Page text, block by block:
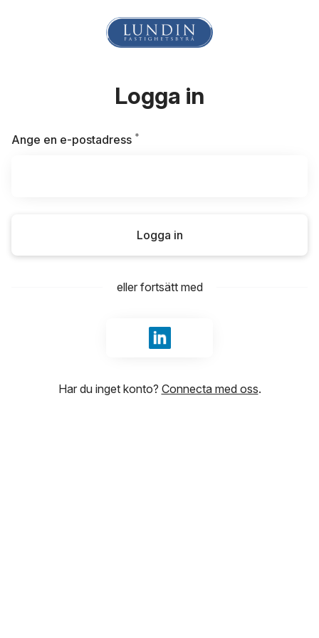
Logga in
Ange en e-postadress *
Logga in
eller fortsätt med
Logga in med LinkedIn
Har du inget konto? Connecta med oss.